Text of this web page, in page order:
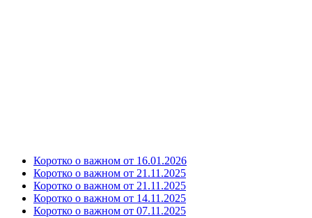
Коротко о важном от 16.01.2026
Коротко о важном от 21.11.2025
Коротко о важном от 21.11.2025
Коротко о важном от 14.11.2025
Коротко о важном от 07.11.2025